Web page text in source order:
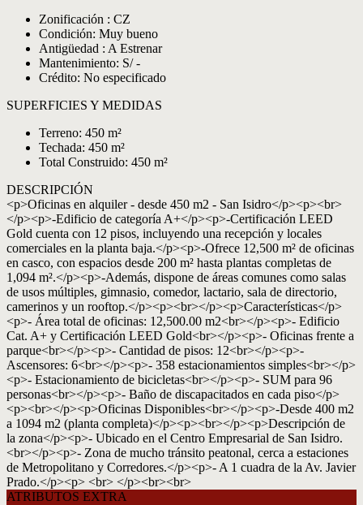
Zonificación : CZ
Condición: Muy bueno
Antigüedad : A Estrenar
Mantenimiento: S/ -
Crédito: No especificado
SUPERFICIES Y MEDIDAS
Terreno: 450 m²
Techada: 450 m²
Total Construido: 450 m²
DESCRIPCIÓN
<p>Oficinas en alquiler - desde 450 m2 - San Isidro</p><p><br>
</p><p>-Edificio de categoría A+</p><p>-Certificación LEED
Gold cuenta con 12 pisos, incluyendo una recepción y locales
comerciales en la planta baja.</p><p>-Ofrece 12,500 m² de oficinas
en casco, con espacios desde 200 m² hasta plantas completas de
1,094 m².</p><p>-Además, dispone de áreas comunes como salas
de usos múltiples, gimnasio, comedor, lactario, sala de directorio,
camerinos y un rooftop.</p><p><br></p><p>Características</p>
<p>- Área total de oficinas: 12,500.00 m2<br></p><p>- Edificio
Cat. A+ y Certificación LEED Gold<br></p><p>- Oficinas frente a
parque<br></p><p>- Cantidad de pisos: 12<br></p><p>-
Ascensores: 6<br></p><p>- 358 estacionamientos simples<br></p>
<p>- Estacionamiento de bicicletas<br></p><p>- SUM para 96
personas<br></p><p>- Baño de discapacitados en cada piso</p>
<p><br></p><p>Oficinas Disponibles<br></p><p>-Desde 400 m2
a 1094 m2 (planta completa)</p><p><br></p><p>Descripción de
la zona</p><p>- Ubicado en el Centro Empresarial de San Isidro.
<br></p><p>- Zona de mucho tránsito peatonal, cerca a estaciones
de Metropolitano y Corredores.</p><p>- A 1 cuadra de la Av. Javier
Prado.</p><p> <br> </p><br><br>
ATRIBUTOS EXTRA